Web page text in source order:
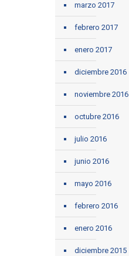
marzo 2017
febrero 2017
enero 2017
diciembre 2016
noviembre 2016
octubre 2016
julio 2016
junio 2016
mayo 2016
febrero 2016
enero 2016
diciembre 2015